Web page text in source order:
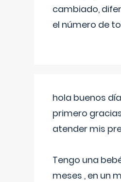
cambiado,
el número de
hola buenos
primero
atender mis
Tengo una
meses , en un